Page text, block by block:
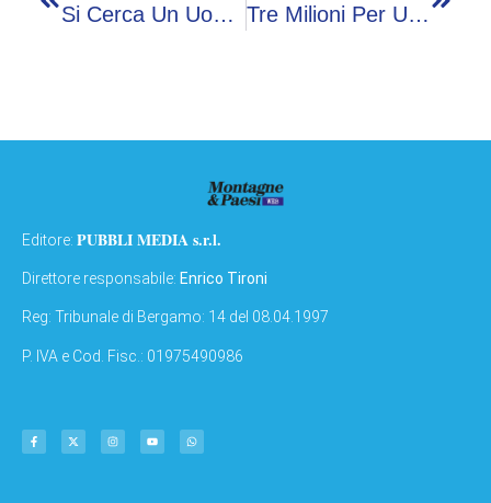
Si Cerca Un Uomo In Media Valle Camonica Tre Milioni Per Una Nuova Seggiovia Alla Magnolta Ad Aprica
Editore: PUBBLI MEDIA s.r.l.
Direttore responsabile: Enrico Tironi
Reg: Tribunale di Bergamo: 14 del 08.04.1997
P. IVA e Cod. Fisc.: 01975490986